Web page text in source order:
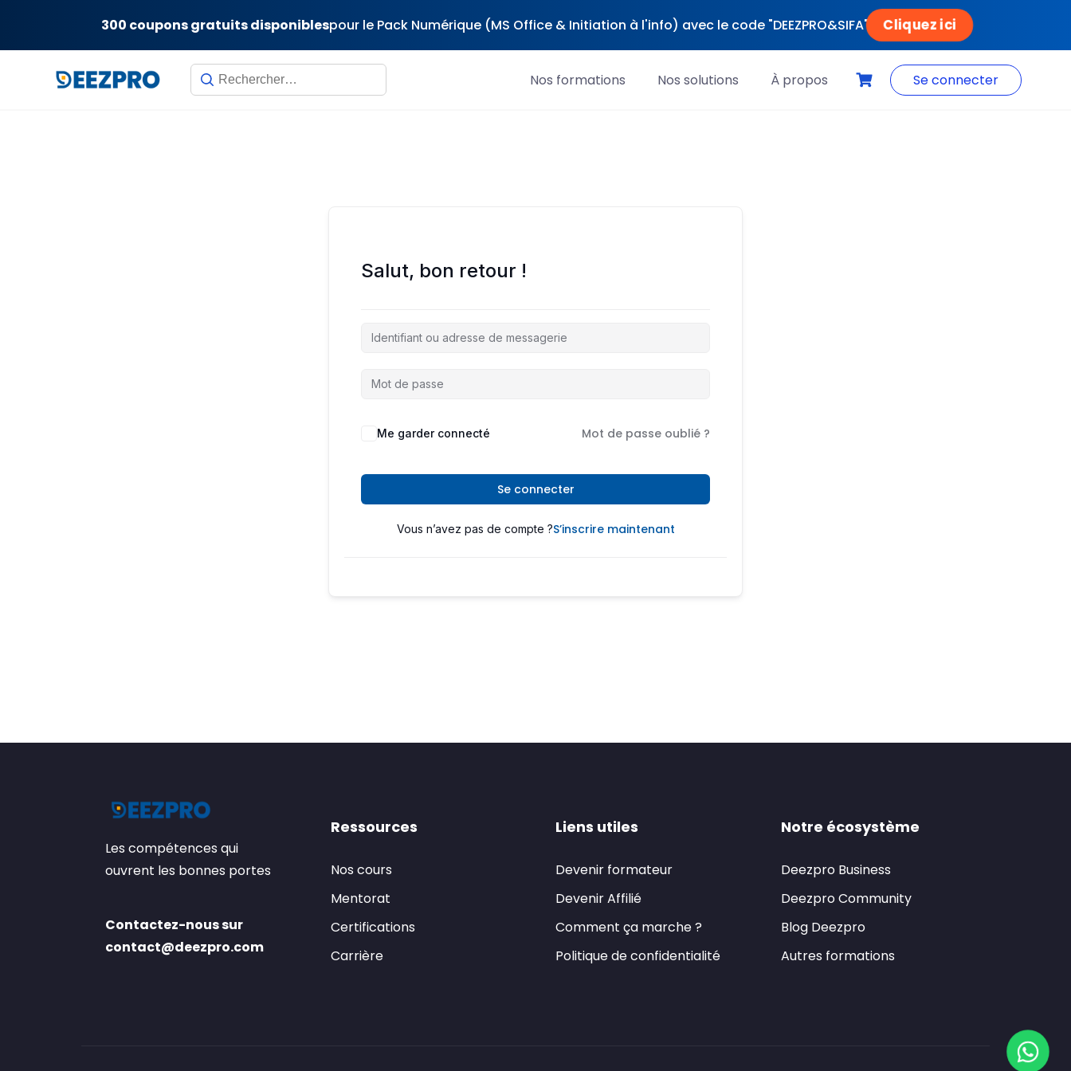
300 coupons gratuits disponiblespour le Pack Numérique (MS Office & Initiation à l'info) avec le code "DEEZPRO&SIFA" Cliquez ici
Nos formations Nos solutions À propos Se connecter
Salut, bon retour !
Me garder connecté Mot de passe oublié ?
Se connecter
Vous n’avez pas de compte ?S’inscrire maintenant
Les compétences qui
ouvrent les bonnes portes
Contactez-nous sur
contact@deezpro.com
Ressources
Nos cours
Mentorat
Certifications
Carrière
Liens utiles
Devenir formateur
Devenir Affilié
Comment ça marche ?
Politique de confidentialité
Notre écosystème
Deezpro Business
Deezpro Community
Blog Deezpro
Autres formations